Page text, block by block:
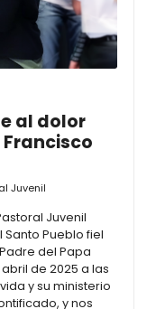
al dolor
Juvenil
Juvenil
Pueblo fiel
del Papa
de 2025 a las
y su ministerio
y nos